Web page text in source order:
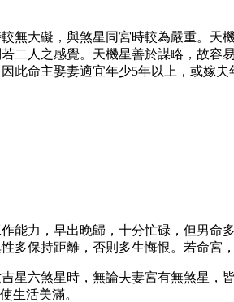
無大礙，與煞星同宮時較為嚴重。
人之感覺。天機星善於謀略，故容
此命主娶妻適宜年少5年以上，或嫁
力，早出晚歸，十分忙碌，但男命
保持距離，否則多生悔恨。若命宮
星六煞星時，無論夫妻宮有無煞星
生活美滿。